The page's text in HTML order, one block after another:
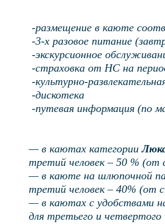
-размещение в каюте
-3-х разовое питание
-экскурсионное
-страховка от НС на
-культурно-
-дискотека
-путевая информация (по
— в каютах категории
третий человек – 50 %
— в каюте на шлюпочной
третий человек – 40% (от
— вкаютах с удобствами
для третьего и